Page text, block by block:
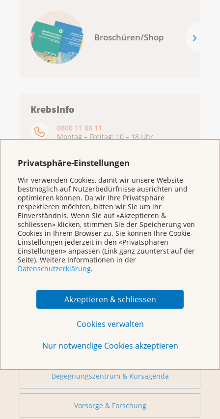
Privatsphäre-Einstellungen
Wir verwenden Cookies, damit wir unsere Website
bestmöglich auf Nutzerbedürfnisse ausrichten und
optimieren können. Da wir Ihre Privatsphäre
respektieren möchten, bitten wir Sie um ihr
Einverständnis. Wenn Sie auf «Akzeptieren &
schliessen» klicken, stimmen Sie der Speicherung von
Cookies in Ihrem Browser zu. Sie können Ihre Cookie-
Einstellungen jederzeit in den «Privatsphären-
Einstellungen» anpassen (Link ganz zuunterst auf der
Seite). Weitere Informationen in der
Datenschutzerklärung.
Akzeptieren & schliessen
Cookies verwalten
Nur notwendige Cookies akzeptieren
Broschüren/Shop
KrebsInfo
0800 11 88 11
Montag – Freitag: 10 – 18 Uhr
mailto:krebsinfo@krebsliga.ch
Chat
KrebsInfo
Montag – Freitag: 10 – 18 Uhr
Weitere Themen
Beratung
Begegnungszentrum & Kursagenda
Vorsorge & Forschung